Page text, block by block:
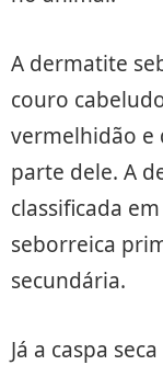
A dermatite
couro
vermelhidão e
parte dele. A
classificada
seborreica
secundária.
Já a caspa